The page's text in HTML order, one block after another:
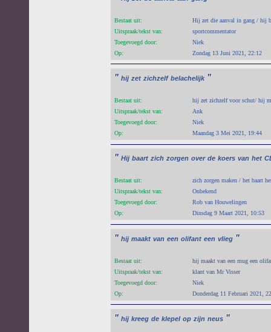
Bestaat uit:
Hij zet die aanval in gang / hij
Uitspraak/tekst van:
sportcommentator
Toegevoegd door:
Niek
Op:
Zondag 13 Juni 2021, 22:12
" hij zet zichzelf belachelijk "
Bestaat uit:
hij zet zichzelf voor schut/ hij
Uitspraak/tekst van:
Ank
Toegevoegd door:
Niek
Op:
Maandag 3 Mei 2021, 19:44
" Hij baart zich zorgen over de koers van het
Bestaat uit:
zich zorgen maken / het baart
Uitspraak/tekst van:
Onbekend
Toegevoegd door:
Rob van Houwelingen
Op:
Dinsdag 9 Maart 2021, 10:53
" hij maakt van een olifant een vlieg "
Bestaat uit:
hij maakt van een mug een
Uitspraak/tekst van:
klant van Mr Visser
Toegevoegd door:
Niek
Op:
Donderdag 11 Februari 2021,
" hij kreeg de klepel op zijn neus "